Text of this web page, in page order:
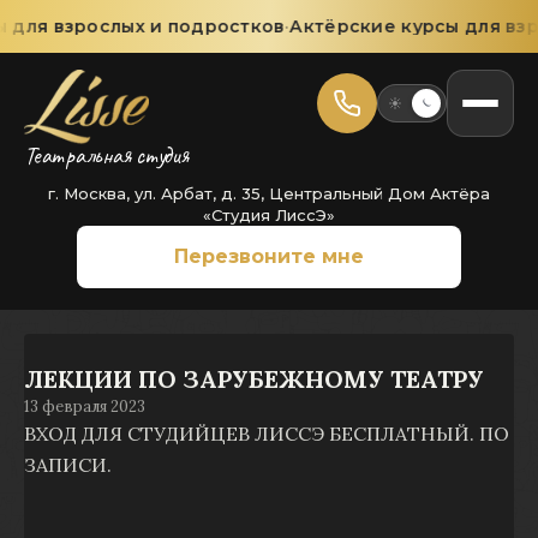
для взрослых и подростков·Актёрские курсы для
Театральная студия
г. Москва, ул. Арбат, д. 35, Центральный Дом Актёра
«Студия ЛиссЭ»
Перезвоните мне
ЛЕКЦИИ ПО ЗАРУБЕЖНОМУ ТЕАТРУ
13 февраля 2023
ВХОД ДЛЯ СТУДИЙЦЕВ ЛИССЭ БЕСПЛАТНЫЙ. ПО
ЗАПИСИ.